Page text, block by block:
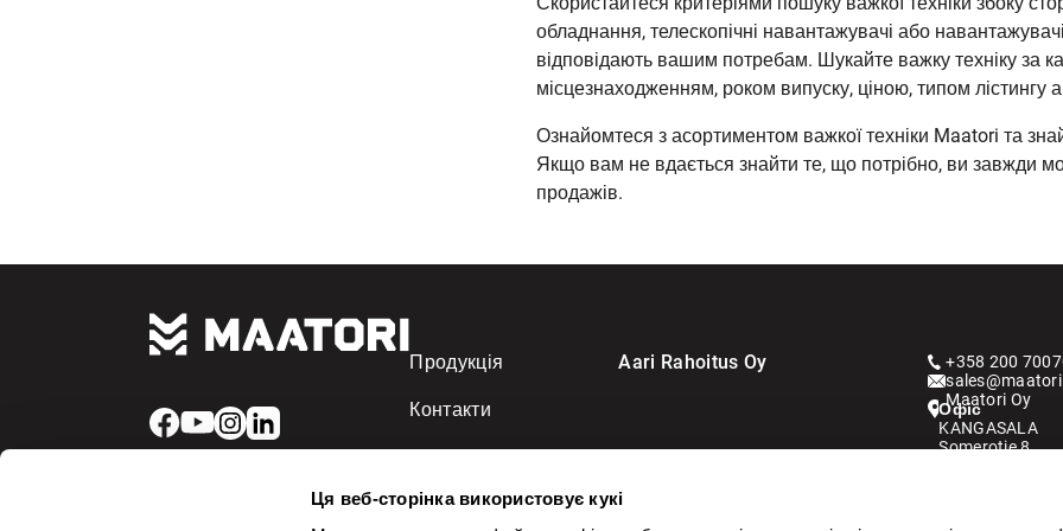
Ця веб-сторінка використовує кукі
Honkajoki
Hyvinkää
обладнання, телескопічні навантажувачі або
відповідають вашим потребам. Шукайте важку техніку за
місцезнаходженням, роком випуску, ціною, типом лістингу
Ознайомтеся з асортиментом важкої техніки Maatori та
Якщо вам не вдається знайти те, що потрібно, ви завжди
продажів.
Продукція Aari Rahoitus Oy
Контакти
+358 200
Maatori Oy
Офіс
KANGASALA
Somerotie 8